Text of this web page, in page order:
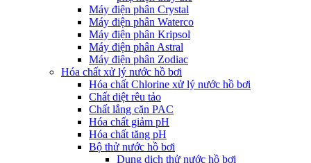
Máy điện phân Crystal
Máy điện phân Waterco
Máy điện phân Kripsol
Máy điện phân Astral
Máy điện phân Zodiac
Hóa chất xử lý nước hồ bơi
Hóa chất Chlorine xử lý nước hồ bơi
Chất diệt rêu tảo
Chất lắng cặn PAC
Hóa chất giảm pH
Hóa chất tăng pH
Bộ thử nước hồ bơi
Dung dịch thử nước hồ bơi